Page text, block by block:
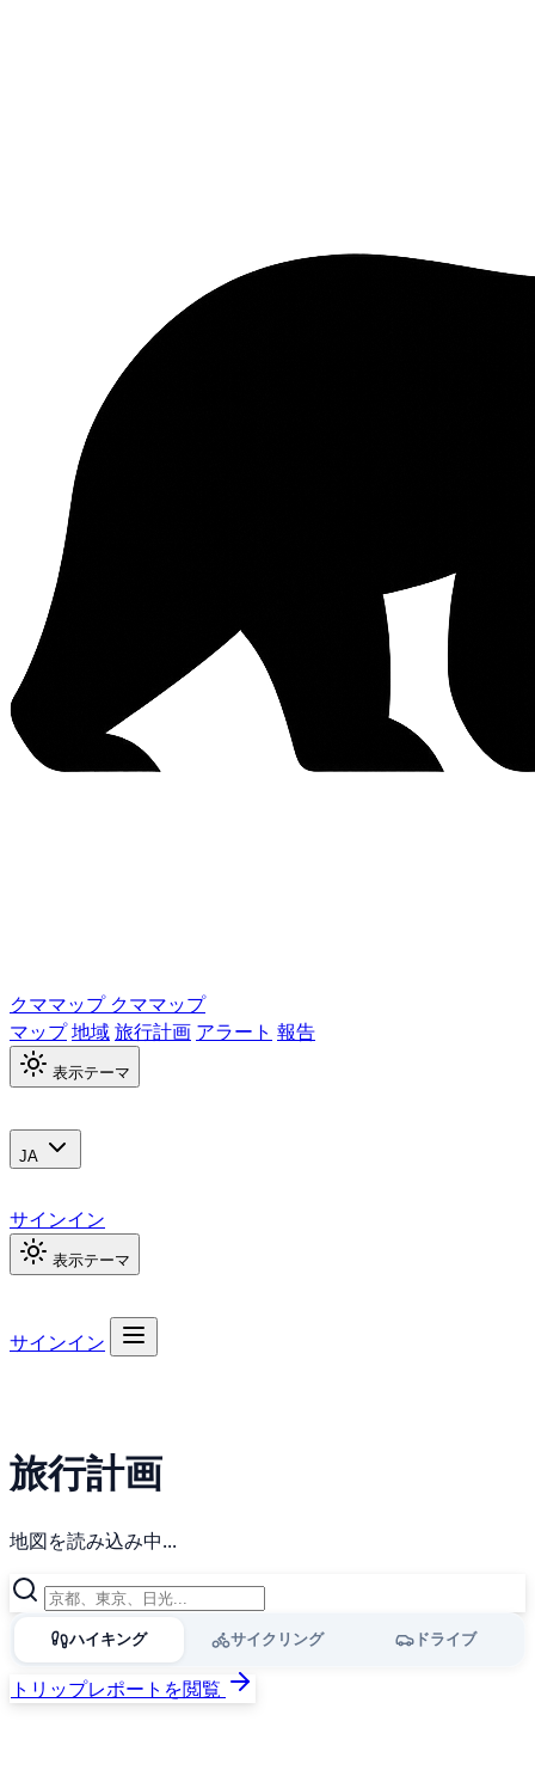
クママップ クママップ
マップ地域旅行計画 アラート 報告
表示テーマ
JA
サインイン
表示テーマ
サインイン
旅行計画
地図を読み込み中...
ハイキング サイクリング ドライブ
トリップレポートを閲覧